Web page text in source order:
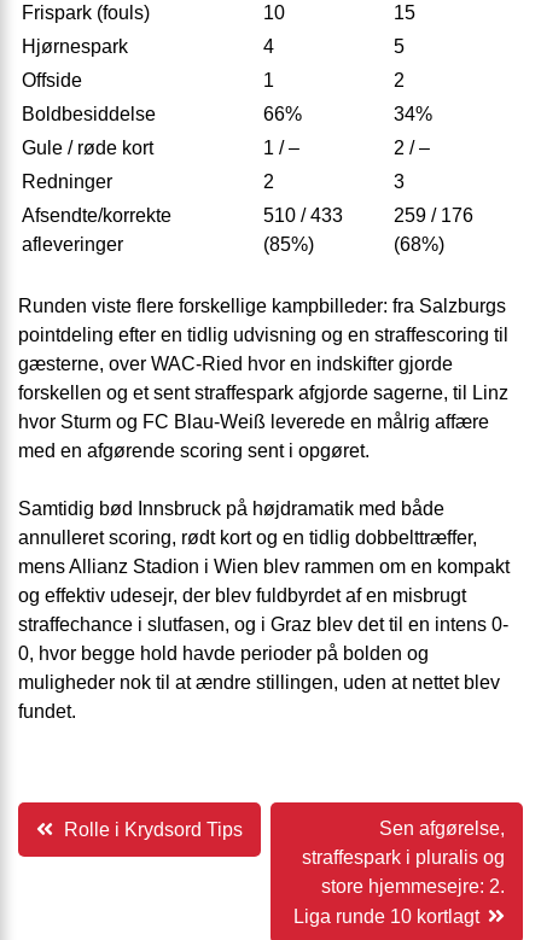
Frispark (fouls)
10
15
Hjørnespark
4
5
Offside
1
2
Boldbesiddelse
66%
34%
Gule / røde kort
1 / –
2 / –
Redninger
2
3
Afsendte/korrekte
afleveringer
510 / 433
(85%)
259 / 176
(68%)
Runden viste flere forskellige kampbilleder: fra Salzburgs
pointdeling efter en tidlig udvisning og en straffescoring til
gæsterne, over WAC-Ried hvor en indskifter gjorde
forskellen og et sent straffespark afgjorde sagerne, til Linz
hvor Sturm og FC Blau-Weiß leverede en målrig affære
med en afgørende scoring sent i opgøret.
Samtidig bød Innsbruck på højdramatik med både
annulleret scoring, rødt kort og en tidlig dobbelttræffer,
mens Allianz Stadion i Wien blev rammen om en kompakt
og effektiv udesejr, der blev fuldbyrdet af en misbrugt
straffechance i slutfasen, og i Graz blev det til en intens 0-
0, hvor begge hold havde perioder på bolden og
muligheder nok til at ændre stillingen, uden at nettet blev
fundet.
Indlægsnavigation
Rolle i Krydsord Tips
Sen afgørelse,
straffespark i pluralis og
store hjemmesejre: 2.
Liga runde 10 kortlagt